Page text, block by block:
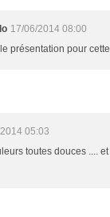
17/06/2014 08:00
présentation pour
05:03
toutes douces ....